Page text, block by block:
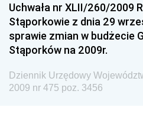
Dziennik Urzędowy Ministra
Dziennik Urzędowy
Antykorupcyjnego
Wewnętrznego
Dziennik Urzędowy Urzędu
Uchwała nr XLII/260/2009
Stąporkowie z dnia 29
sprawie zmian w budżecie
Stąporków na 2009r.
Dziennik Urzędowy
2009 nr 475 poz. 3456